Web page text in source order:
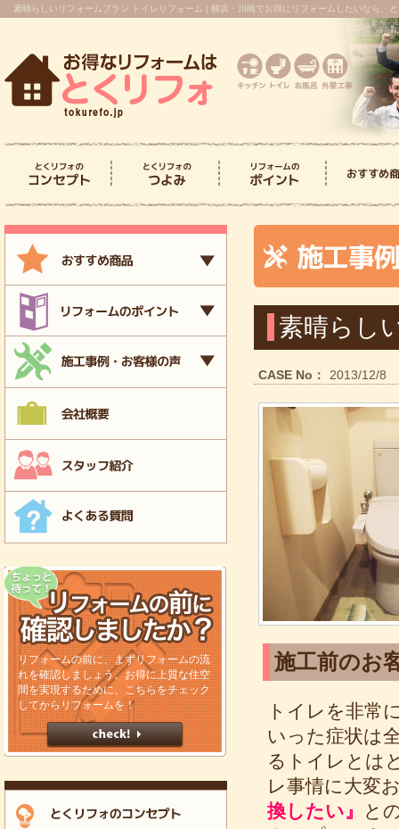
素晴らしいリフォームプラン トイレリフォーム | 横浜・川崎でお得にリフォームしたいなら、
とくリフォのコンセプ とくリフォのつよみ
リフォームの前に、まずリフォームの流
れを確認しましょう。お得に上質な住空
間を実現するために、こちらをチェック
してからリフォームを！
素晴らし
CASE No： 2013/12/8
施工前のお
トイレを非常
いった症状は
るトイレとは
レ事情に大変
換したい』
と